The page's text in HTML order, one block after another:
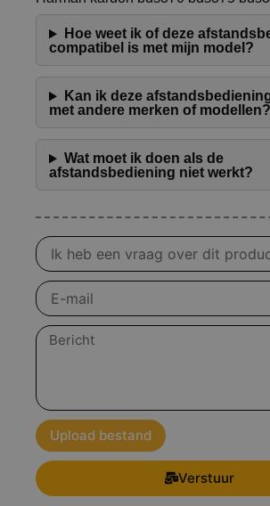
Hoe weet ik of deze
compatibel is met mijn model?
Kan ik deze
met andere merken of modellen?
Wat moet ik doen als de
afstandsbediening niet werkt?
Vraag
over
product
E-
mail
Bericht
Upload bestand
Verstuur